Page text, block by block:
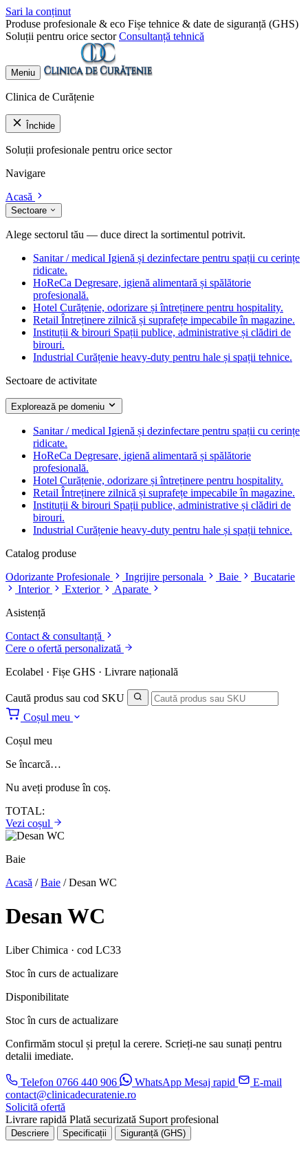
Sari la conținut
Produse profesionale & eco Fișe tehnice & date de siguranță (GHS)
Soluții pentru orice sector Consultanță tehnică
Meniu
Clinica de Curățenie
Închide
Soluții profesionale pentru orice sector
Navigare
Acasă
Sectoare
Alege sectorul tău — duce direct la sortimentul potrivit.
Sanitar / medical Igienă și dezinfectare pentru spații cu cerințe
ridicate.
HoReCa Degresare, igienă alimentară și spălătorie
profesională.
Hotel Curățenie, odorizare și întreținere pentru hospitality.
Retail Întreținere zilnică și suprafețe impecabile în magazine.
Instituții & birouri Spații publice, administrative și clădiri de
birouri.
Industrial Curățenie heavy-duty pentru hale și spații tehnice.
Sectoare de activitate
Explorează pe domeniu
Sanitar / medical Igienă și dezinfectare pentru spații cu cerințe
ridicate.
HoReCa Degresare, igienă alimentară și spălătorie
profesională.
Hotel Curățenie, odorizare și întreținere pentru hospitality.
Retail Întreținere zilnică și suprafețe impecabile în magazine.
Instituții & birouri Spații publice, administrative și clădiri de
birouri.
Industrial Curățenie heavy-duty pentru hale și spații tehnice.
Catalog produse
Odorizante Profesionale
Ingrijire personala Baie
Bucatarie
Interior
Exterior
Aparate
Asistență
Contact & consultanță
Cere o ofertă personalizată
Ecolabel · Fișe GHS · Livrare națională
Caută produs sau cod SKU
Coșul meu
Coșul meu
Se încarcă…
Nu aveți produse în coș.
TOTAL:
Vezi coșul
Baie
Acasă /Baie /Desan WC
Desan WC
Liber Chimica · cod LC33
Stoc în curs de actualizare
Disponibilitate
Stoc în curs de actualizare
Confirmăm stocul și prețul la cerere. Scrieți-ne sau sunați pentru
detalii imediate.
Telefon 0766 440 906 WhatsApp Mesaj rapid
E-mail
contact@clinicadecuratenie.ro
Solicită ofertă
Livrare rapidă Plată securizată Suport profesional
Descriere Specificații Siguranță (GHS)